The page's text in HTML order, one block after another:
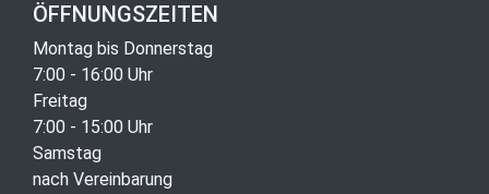
ÖFFNUNGSZEITEN
Montag bis Donnerstag
7:00 - 16:00 Uhr
Freitag
7:00 - 15:00 Uhr
Samstag
nach Vereinbarung